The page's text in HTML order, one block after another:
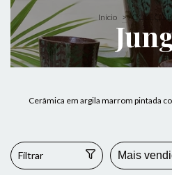
Início >
Cerâmica em argila marrom pintada
Filtrar